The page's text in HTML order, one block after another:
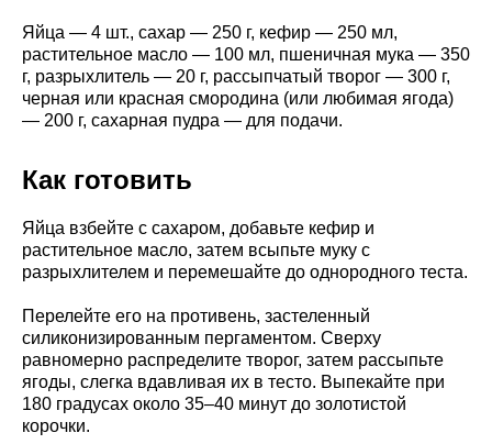
Яйца — 4 шт., сахар — 250 г, кефир — 250 мл,
растительное масло — 100 мл, пшеничная мука — 350
г, разрыхлитель — 20 г, рассыпчатый творог — 300 г,
черная или красная смородина (или любимая ягода)
— 200 г, сахарная пудра — для подачи.
Как готовить
Яйца взбейте с сахаром, добавьте кефир и
растительное масло, затем всыпьте муку с
разрыхлителем и перемешайте до однородного теста.
Перелейте его на противень, застеленный
силиконизированным пергаментом. Сверху
равномерно распределите творог, затем рассыпьте
ягоды, слегка вдавливая их в тесто. Выпекайте при
180 градусах около 35–40 минут до золотистой
корочки.